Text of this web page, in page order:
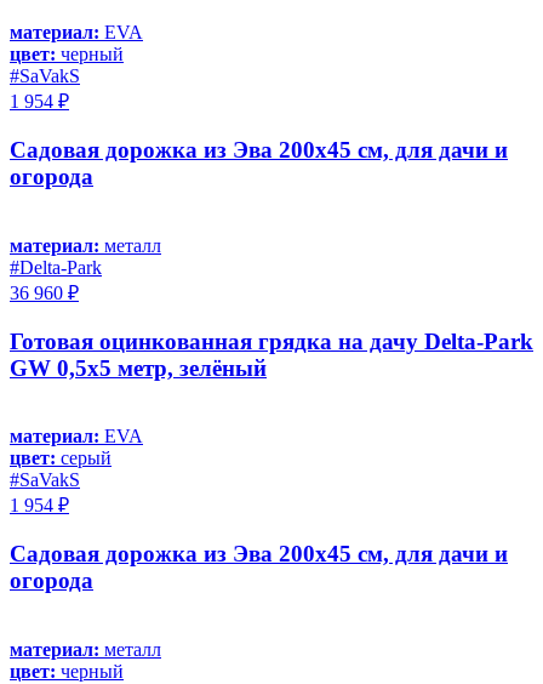
материал: EVA
цвет: черный
#SaVakS
1 954 ₽
Садовая дорожка из Эва 200х45 см, для дачи и
огорода
материал: металл
#Delta-Park
36 960 ₽
Готовая оцинкованная грядка на дачу Delta-Park
GW 0,5x5 метр, зелёный
материал: EVA
цвет: серый
#SaVakS
1 954 ₽
Садовая дорожка из Эва 200х45 см, для дачи и
огорода
материал: металл
цвет: черный